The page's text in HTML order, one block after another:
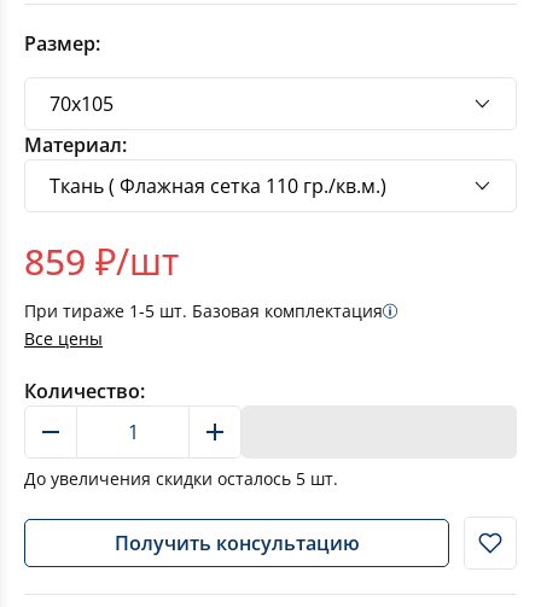
Размер:
Материал:
859 ₽/шт
При тираже 1-5 шт. Базовая комплектация
Все цены
Количество:
До увеличения скидки осталось 5 шт.
Получить консультацию